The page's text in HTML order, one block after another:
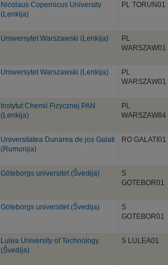
Nicolaus Copernicus University
(Lenkija)
PL TORUN01
Uniwersytet Warszawski (Lenkija)
PL
WARSZAW01
Uniwersytet Warszawski (Lenkija)
PL
WARSZAW01
Instytut Chemii Fizycznej PAN
(Lenkija)
PL
WARSZAW84
Universitatea Dunarea de jos Galati
(Rumunija)
RO GALATI01
Göteborgs universitet (Švedija)
S
GOTEBOR01
Göteborgs universitet (Švedija)
S
GOTEBOR01
Lulea University of Technology
(Švedija)
S LULEA01